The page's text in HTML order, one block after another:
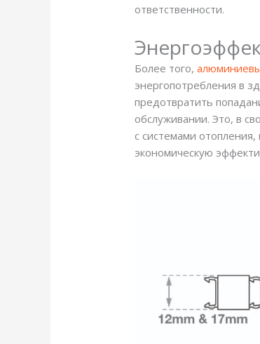
ответственности.
Более того,
энергопотребления в
предотвратить
обслуживании. Это, в
с системами
экономическую